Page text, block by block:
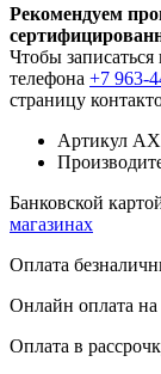
Рекомендуем
Чтобы
телефона +7 963-
страницу
Артикул
Банковской
магазинах
Оплата
Онлайн оплата
Оплата в